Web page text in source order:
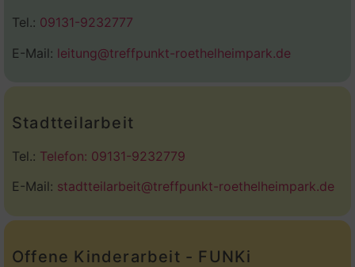
Tel.: 09131-9232777
E-Mail: leitung@treffpunkt-roethelheimpark.de
Stadtteilarbeit
Tel.: Telefon: 09131-9232779
E-Mail: stadtteilarbeit@treffpunkt-roethelheimpark.de
Offene Kinderarbeit - FUNKi